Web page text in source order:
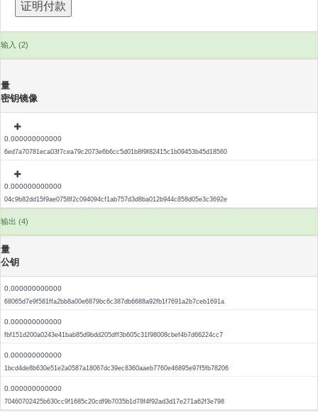
输入 (2)
量
密钥镜像
0.000000000000
6ed7a70781eca03f7cea79c2073e6b6cc5d01b8f9f82415c1b09453b45d18560
0.000000000000
04c9b82dd15f9ae0758f2c094094cf1ab757d3d8ba012b944c858d05e3c3692e
输出 (4)
量
公钥
0.000000000000
68065d7e9f581ffa2bb8a00e6879bc6c387db6688a92fb1f7691a2b7ceb1691a
0.000000000000
fbf151d200a0243e41bab85d9bdd205dff3b605c31f98008cbef4b7d66224cc7
0.000000000000
1bcd4de8b630e51e2a0587a18067dc39ec8360aaeb7760e46895e97f5fb78206
0.000000000000
70460702425b630cc9f1685c20cdf9b7035b1d78f4f92ad3d17e271a62f3e798